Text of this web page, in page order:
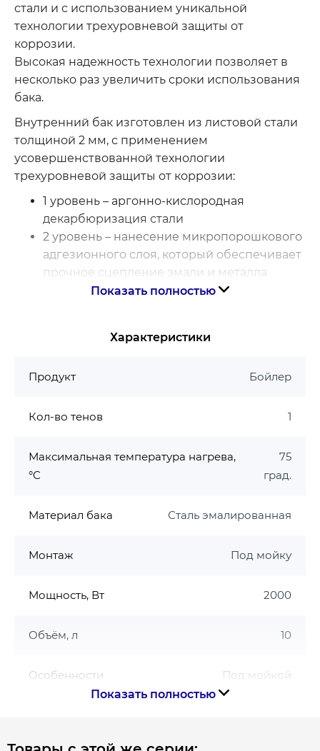
стали и с использованием уникальной
технологии трехуровневой защиты от
коррозии.
Высокая надежность технологии позволяет в
несколько раз увеличить сроки использования
бака.
Внутренний бак изготовлен из листовой стали
толщиной 2 мм, с применением
усовершенствованной технологии
трехуровневой защиты от коррозии:
1 уровень – аргонно-кислородная
декарбюризация стали
2 уровень – нанесение микропорошкового
адгезионного слоя, который обеспечивает
прочное сцепление эмали и металла
3 уровень – нанесение слоя сапфировой
Преимущества бойлера Мидея D10-20VI(U):
Уникальная технология защиты бака от
Эффективная теплоизоляция из
34 кг/м³
Эмалированный ТЭН (практически не
дополнительной защиты от коррозии.
Защита от поражения электрическим
Современный итальянский дизайн
20VI:
Объем бака: 10 л
Тип тена: мокрый
Форма бака: прямоугольная
Показать полностью
Характеристики
Продукт Бойлер
Кол-во тенов 1
Максимальная температура нагрева,
°C
75
град.
Материал бака Сталь эмалированная
Монтаж Под мойку
Мощность, Вт 2000
Объём, л 10
Особенности Под мойкой
Показать полностью